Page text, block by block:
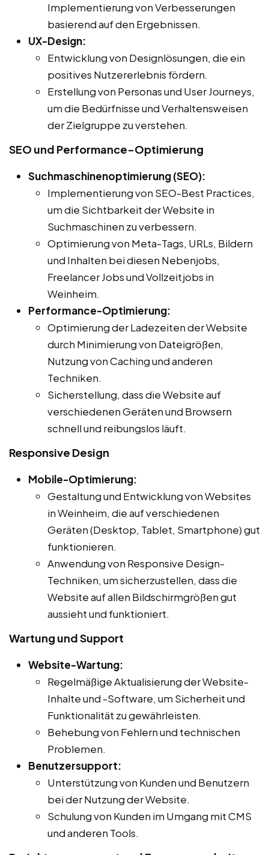
Implementierung von Verbesserungen
basierend auf den Ergebnissen.
UX-Design:
Entwicklung von Designlösungen, die ein
positives Nutzererlebnis fördern.
Erstellung von Personas und User Journeys,
um die Bedürfnisse und Verhaltensweisen
der Zielgruppe zu verstehen.
SEO und Performance-Optimierung
Suchmaschinenoptimierung (SEO):
Implementierung von SEO-Best Practices,
um die Sichtbarkeit der Website in
Suchmaschinen zu verbessern.
Optimierung von Meta-Tags, URLs, Bildern
und Inhalten bei diesen Nebenjobs,
Freelancer Jobs und Vollzeitjobs in
Weinheim.
Performance-Optimierung:
Optimierung der Ladezeiten der Website
durch Minimierung von Dateigrößen,
Nutzung von Caching und anderen
Techniken.
Sicherstellung, dass die Website auf
verschiedenen Geräten und Browsern
schnell und reibungslos läuft.
Responsive Design
Mobile-Optimierung:
Gestaltung und Entwicklung von Websites
in Weinheim, die auf verschiedenen
Geräten (Desktop, Tablet, Smartphone) gut
funktionieren.
Anwendung von Responsive Design-
Techniken, um sicherzustellen, dass die
Website auf allen Bildschirmgrößen gut
aussieht und funktioniert.
Wartung und Support
Website-Wartung:
Regelmäßige Aktualisierung der Website-
Inhalte und -Software, um Sicherheit und
Funktionalität zu gewährleisten.
Behebung von Fehlern und technischen
Problemen.
Benutzersupport:
Unterstützung von Kunden und Benutzern
bei der Nutzung der Website.
Schulung von Kunden im Umgang mit CMS
und anderen Tools.